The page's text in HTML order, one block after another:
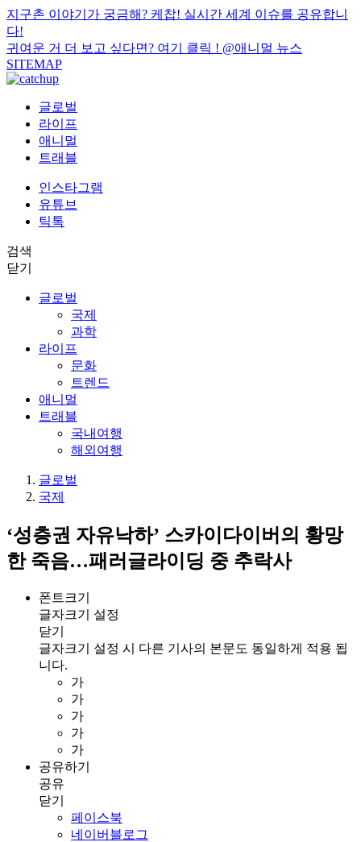
지구촌 이야기가 궁금해? 케찹! 실시간 세계 이슈를 공유합니
다!
귀여운 거 더 보고 싶다면? 여기 클릭 ! @애니멀 뉴스
SITEMAP
글로벌
라이프
애니멀
트래블
인스타그램
유튜브
틱톡
검색
닫기
글로벌
국제
과학
라이프
문화
트렌드
애니멀
트래블
국내여행
해외여행
글로벌
국제
‘성층권 자유낙하’ 스카이다이버의 황망
한 죽음…패러글라이딩 중 추락사
폰트크기
글자크기 설정
닫기
글자크기 설정 시 다른 기사의 본문도 동일하게 적용 됩
니다.
가
가
가
가
가
공유하기
공유
닫기
페이스북
네이버블로그